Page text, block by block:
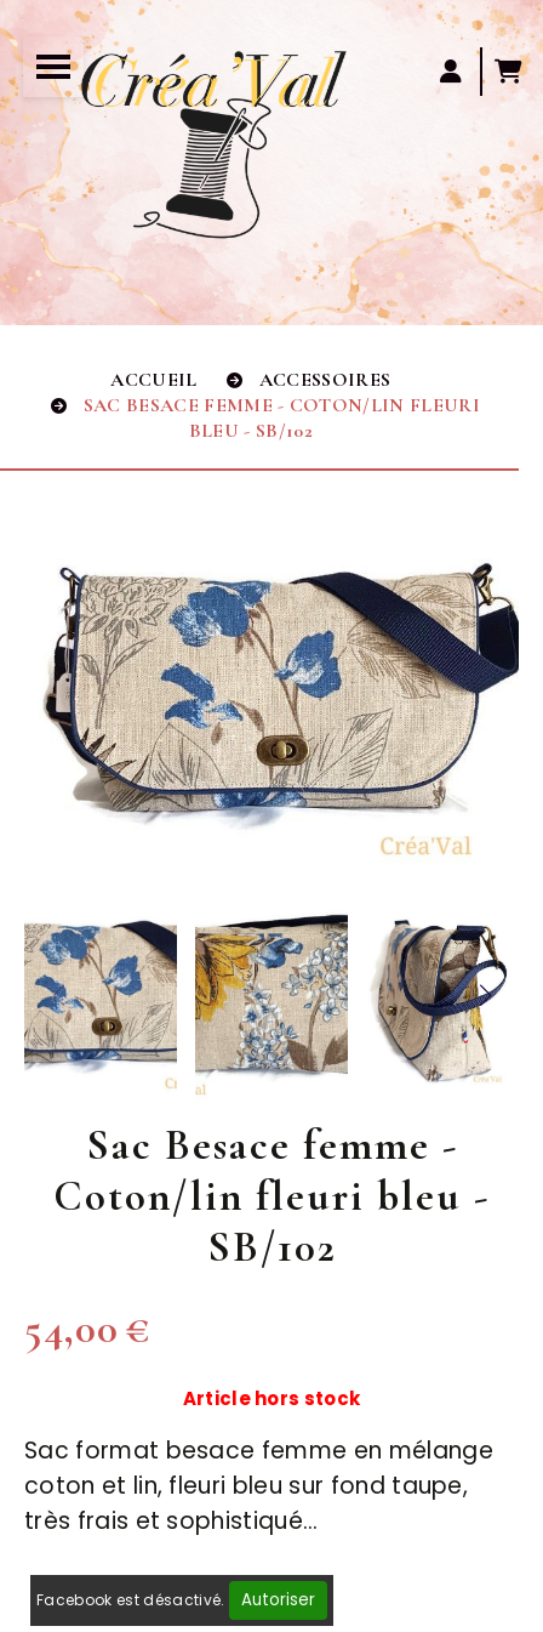
ACCUEIL
ACCESSOIRES
SAC BESACE FEMME - COTON/LIN FLEURI
BLEU - SB/102
Sac Besace femme -
Coton/lin fleuri bleu -
SB/102
54,00€
Article hors stock
Sac format besace femme en mélange
coton et lin, fleuri bleu sur fond taupe,
très frais et sophistiqué…
Facebook est désactivé. Autoriser
Panneau de gestion des cookies